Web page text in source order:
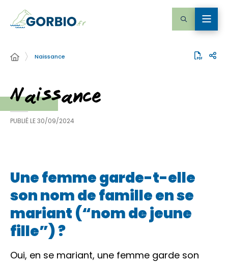
Naissance
Naissance
PUBLIÉ LE30/09/2024
Une femme garde-t-elle
son nom de famille en se
mariant (“nom de jeune
fille”) ?
Oui, en se mariant, une femme garde son